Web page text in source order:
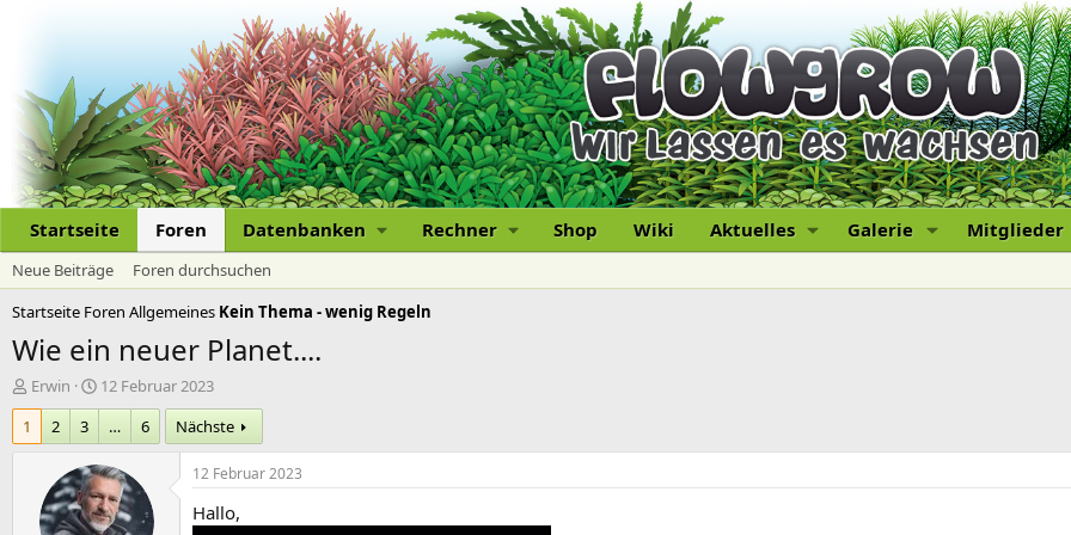
Startseite Foren Datenbanken Rechner Shop Wiki Aktuelles Galerie Mitglieder
Neue Beiträge
Foren durchsuchen
Startseite Foren Allgemeines Kein Thema - wenig Regeln
Wie ein neuer Planet....
E
r
t
Erwin
E
r
t
e
l
l
12 Februar 2023
1
2 3 … 6 Nächste
12 Februar 2023
Hallo,